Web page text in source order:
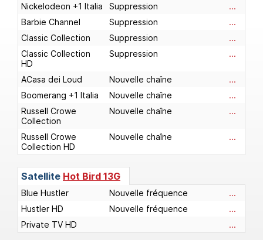
Nickelodeon +1 Italia Suppression
...
Barbie Channel
Suppression
...
Classic Collection
Suppression
...
Classic Collection
HD
Suppression ...
ACasa dei Loud Nouvelle chaîne
...
Boomerang +1 Italia
Nouvelle chaîne
...
Russell Crowe
Collection
Nouvelle chaîne ...
Russell Crowe
Collection HD
Nouvelle chaîne ...
Satellite Hot Bird 13G
Blue Hustler Nouvelle fréquence
...
Hustler HD
Nouvelle fréquence
...
Private TV HD
...